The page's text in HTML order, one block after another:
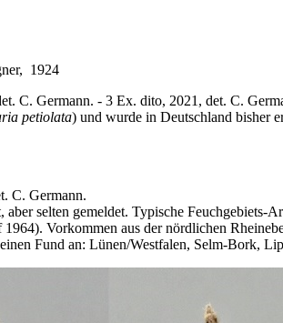
1924
C. Germann. - 3 Ex. dito, 2021, det. C.
petiolata) und wurde in Deutschland bisher
C. Germann.
selten gemeldet. Typi­sche Feuchgebiets-
Vorkommen aus der nördlichen
Fund an: Lünen/Westfalen, Selm-Bork,